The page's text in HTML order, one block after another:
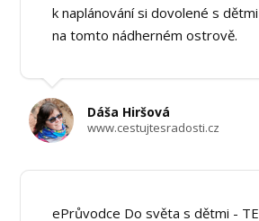
k naplánování si dovolené s
na tomto nádherném ostrově.
Dáša Hiršová
www.cestujtesradosti.cz
ePrůvodce Do světa s dětmi -